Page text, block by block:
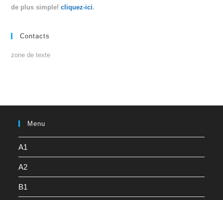
de plus simple!cliquez-ici.
Contacts
zone de texte
Menu
A1
A2
B1